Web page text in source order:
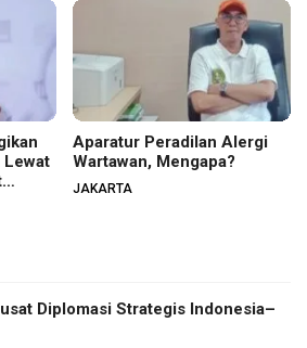
Lewat
Aparatur Peradilan Alergi
Wartawan, Mengapa?
JAKARTA
Diplomasi Strategis Indonesia–